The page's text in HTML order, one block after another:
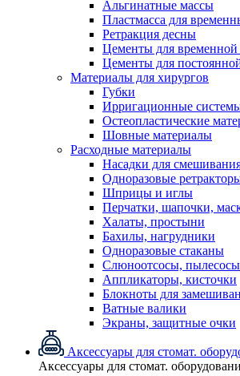
Альгинатные массы
Пластмасса для
Ретракция десны
Цементы для
Цементы для
Материалы для хирургов
Губки
Ирригационные
Остеопластические
Шовные материалы
Расходные материалы
Насадки для
Одноразовые
Шприцы и иглы
Перчатки, шапочки,
Халаты, простыни
Бахилы, нагрудники
Одноразовые стаканы
Слюноотсосы, пылесосы
Аппликаторы, кисточки
Блокноты для
Ватные валики
Экраны, защитные очки
Аксессуары для стомат.
Аксессуары для стомат.